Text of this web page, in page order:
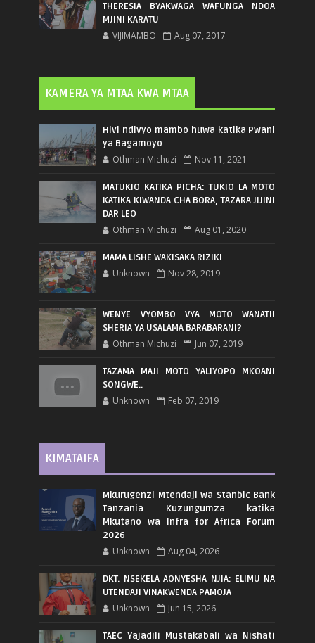
THERESIA BYAKWAGA WAFUNGA NDOA
MJINI KARATU
VIJIMAMBO Aug 07, 2017
KAMERA YA MTAA KWA MTAA
Hivi ndivyo mambo huwa katika Pwani
ya Bagamoyo
Othman Michuzi Nov 11, 2021
MATUKIO KATIKA PICHA: TUKIO LA MOTO
KATIKA KIWANDA CHA BORA, TAZARA JIJINI
DAR LEO
Othman Michuzi Aug 01, 2020
MAMA LISHE WAKISAKA RIZIKI
Unknown Nov 28, 2019
WENYE VYOMBO VYA MOTO WANATII
SHERIA YA USALAMA BARABARANI?
Othman Michuzi Jun 07, 2019
TAZAMA MAJI MOTO YALIYOPO MKOANI
SONGWE..
Unknown Feb 07, 2019
KIMATAIFA
Mkurugenzi Mtendaji wa Stanbic Bank
Tanzania Kuzungumza katika
Mkutano wa Infra for Africa Forum
2026
Unknown Aug 04, 2026
DKT. NSEKELA AONYESHA NJIA: ELIMU NA
UTENDAJI VINAKWENDA PAMOJA
Unknown Jun 15, 2026
TAEC Yajadili Mustakabali wa Nishati